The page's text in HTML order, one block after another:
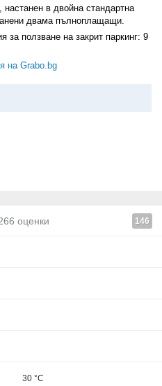
, настанен в двойна стандартна
двама пълноплащащи.
за ползване на закрит паркинг: 9
на Grabo.bg
оценки 146
30 °C